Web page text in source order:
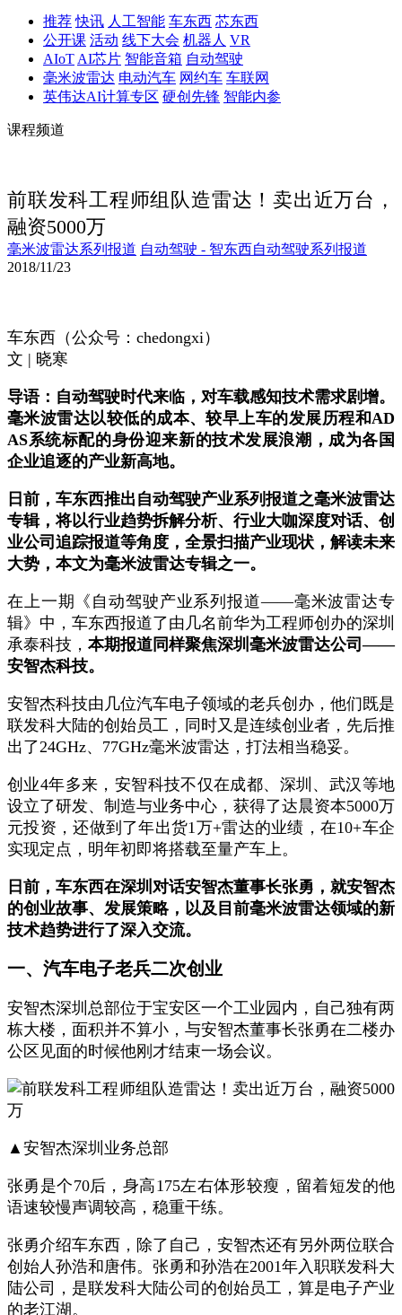
推荐 快讯 人工智能 车东西 芯东西
公开课 活动 线下大会 机器人 VR
AIoT AI芯片 智能音箱 自动驾驶
毫米波雷达 电动汽车 网约车 车联网
英伟达AI计算专区 硬创先锋 智能内参
课程频道
前联发科工程师组队造雷达！卖出近万台，
融资5000万
毫米波雷达系列报道 自动驾驶 - 智东西自动驾驶系列报道
2018/11/23
车东西（公众号： chedongxi）
文 | 晓寒
导语：自动驾驶时代来临，对车载感知技术需求剧增。
毫米波雷达以较低的成本、较早上车的发展历程和AD
AS系统标配的身份迎来新的技术发展浪潮，成为各国
企业追逐的产业新高地。
日前，车东西推出自动驾驶产业系列报道之毫米波雷达
专辑，将以行业趋势拆解分析、行业大咖深度对话、创
业公司追踪报道等角度，全景扫描产业现状，解读未来
大势，本文为毫米波雷达专辑之一。
在上一期《自动驾驶产业系列报道——毫米波雷达专
辑》中，车东西报道了由几名前华为工程师创办的深圳
承泰科技， 本期报道同样聚焦深圳毫米波雷达公司——
安智杰科技。
安智杰科技由几位汽车电子领域的老兵创办，他们既是
联发科大陆的创始员工，同时又是连续创业者，先后推
出了24GHz、77GHz毫米波雷达，打法相当稳妥。
创业4年多来，安智科技不仅在成都、深圳、武汉等地
设立了研发、制造与业务中心，获得了达晨资本5000万
元投资，还做到了年出货1万+雷达的业绩，在10+车企
实现定点，明年初即将搭载至量产车上。
日前，车东西在深圳对话安智杰董事长张勇，就安智杰
的创业故事、发展策略，以及目前毫米波雷达领域的新
技术趋势进行了深入交流。
一、汽车电子老兵二次创业
安智杰深圳总部位于宝安区一个工业园内，自己独有两
栋大楼，面积并不算小，与安智杰董事长张勇在二楼办
公区见面的时候他刚才结束一场会议。
▲ 安智杰深圳业务总部
张勇是个70后，身高175左右体形较瘦，留着短发的他
语速较慢声调较高，稳重干练。
张勇介绍车东西，除了自己，安智杰还有另外两位联合
创始人孙浩和唐伟。张勇和孙浩在2001年入职联发科大
陆公司，是联发科大陆公司的创始员工，算是电子产业
的老江湖。